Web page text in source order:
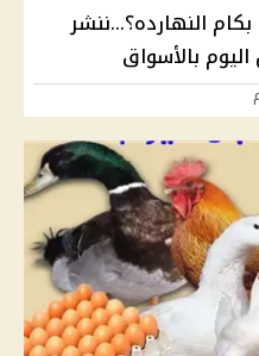
النهارده؟...ننشر
بالأسواق